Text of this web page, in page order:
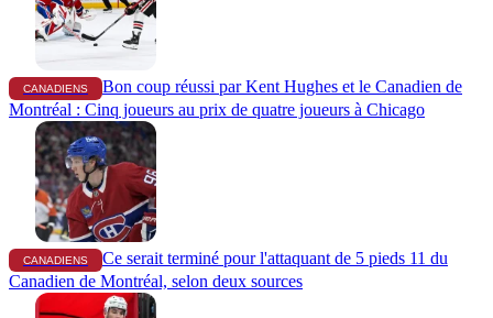
CANADIENS
Bon coup réussi par Kent Hughes et le Canadien de
Montréal : Cinq joueurs au prix de quatre joueurs à Chicago
CANADIENS
Ce serait terminé pour l'attaquant de 5 pieds 11 du
Canadien de Montréal, selon deux sources